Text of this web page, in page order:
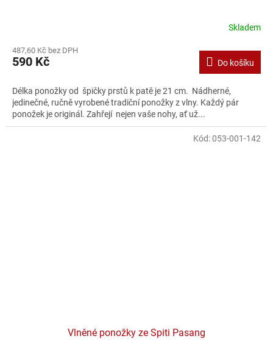
Skladem
487,60 Kč bez DPH
590 Kč Do košíku
Délka ponožky od špičky prstů k patě je 21 cm. Nádherné,
jedinečné, ručně vyrobené tradiční ponožky z vlny. Každý pár
ponožek je originál. Zahřejí nejen vaše nohy, ať už...
Vlněné ponožky ze Spiti Pasang
Kód:053-001-142